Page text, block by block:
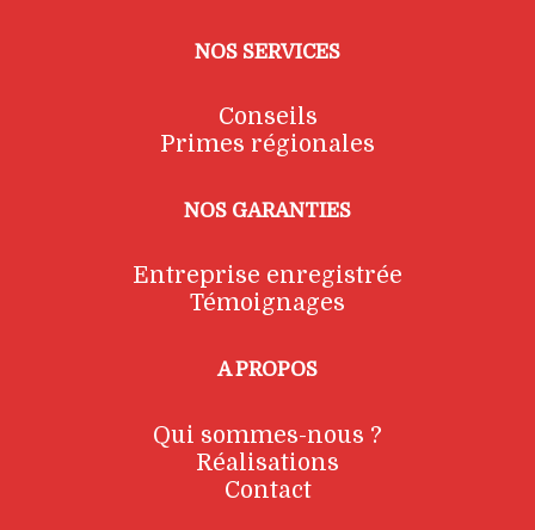
NOS SERVICES
Conseils
Primes régionales
NOS GARANTIES
Entreprise enregistrée
Témoignages
A PROPOS
Qui sommes-nous ?
Réalisations
Contact